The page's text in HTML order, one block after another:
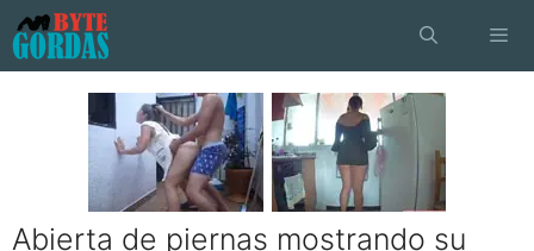
Saltar
al
contenido
Abierta de piernas mostrando su